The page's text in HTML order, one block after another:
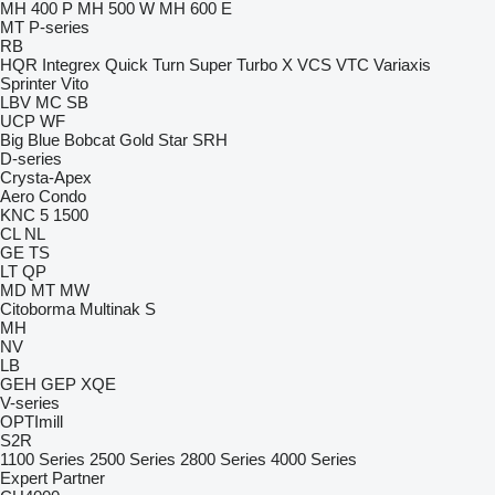
MH 400 P MH 500 W MH 600 E
MT P-series
RB
HQR Integrex Quick Turn Super Turbo X VCS VTC Variaxis
Sprinter Vito
LBV MC SB
UCP WF
Big Blue Bobcat Gold Star SRH
D-series
Crysta-Apex
Aero Condo
KNC 5 1500
CL NL
GE TS
LT QP
MD MT MW
Citoborma Multinak S
MH
NV
LB
GEH GEP XQE
V-series
OPTImill
S2R
1100 Series 2500 Series 2800 Series 4000 Series
Expert Partner